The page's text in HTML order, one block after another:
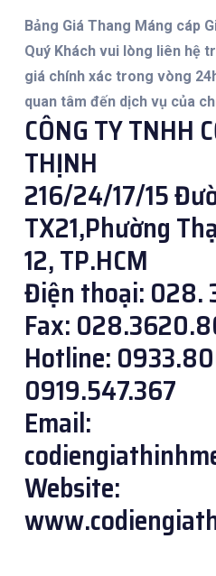
Bảng Giá Thang Máng cáp
Quý Khách vui lòng liên hệ
giá chính xác trong vòng
quan tâm đến dịch vụ của
CÔNG TY TNHH
THỊNH
216/24/17/15
TX21,Phường
12, TP.HCM
Điện thoại: 028.
Fax:
Hotline:
0919.547.367
Email:
Website: